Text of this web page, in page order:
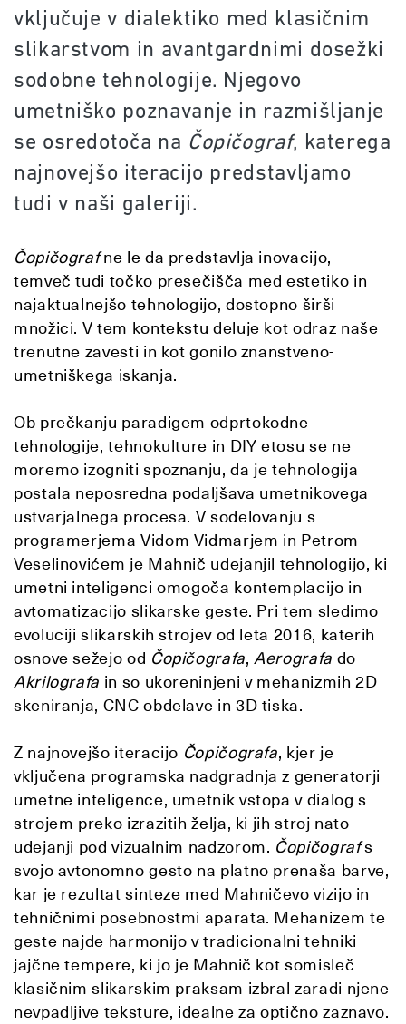
vključuje v dialektiko med klasičnim
slikarstvom in avantgardnimi dosežki
sodobne tehnologije. Njegovo
umetniško poznavanje in razmišljanje
se osredotoča na Čopičograf, katerega
najnovejšo iteracijo predstavljamo
tudi v naši galeriji.
Čopičografne le da predstavlja inovacijo,
temveč tudi točko presečišča med estetiko in
najaktualnejšo tehnologijo, dostopno širši
množici. V tem kontekstu deluje kot odraz naše
trenutne zavesti in kot gonilo znanstveno-
umetniškega iskanja.
Ob prečkanju paradigem odprtokodne
tehnologije, tehnokulture in DIY etosu se ne
moremo izogniti spoznanju, da je tehnologija
postala neposredna podaljšava umetnikovega
ustvarjalnega procesa. V sodelovanju s
programerjema Vidom Vidmarjem in Petrom
Veselinovićem je Mahnič udejanjil tehnologijo, ki
umetni inteligenci omogoča kontemplacijo in
avtomatizacijo slikarske geste. Pri tem sledimo
evoluciji slikarskih strojev od leta 2016, katerih
osnove sežejo od Čopičografa,Aerografa do
Akrilografa in so ukoreninjeni v mehanizmih 2D
skeniranja, CNC obdelave in 3D tiska.
Z najnovejšo iteracijo Čopičografa, kjer je
vključena programska nadgradnja z generatorji
umetne inteligence, umetnik vstopa v dialog s
strojem preko izrazitih želja, ki jih stroj nato
udejanji pod vizualnim nadzorom. Čopičografs
svojo avtonomno gesto na platno prenaša barve,
kar je rezultat sinteze med Mahničevo vizijo in
tehničnimi posebnostmi aparata. Mehanizem te
geste najde harmonijo v tradicionalni tehniki
jajčne tempere, ki jo je Mahnič kot somisleč
klasičnim slikarskim praksam izbral zaradi njene
nevpadljive teksture, idealne za optično zaznavo.